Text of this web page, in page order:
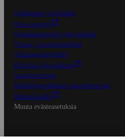
S-Business yrityksille
Oiva-raportit
Osuuskauppojen yhteystiedot
Tilaus- ja toimitusehdot
Tietosuojakäytäntö
Palvelun käyttöehdot
Saavutettavuus
Mobiilisovelluksen saavutettavuus
Mainostajalle
Muuta evästeasetuksia